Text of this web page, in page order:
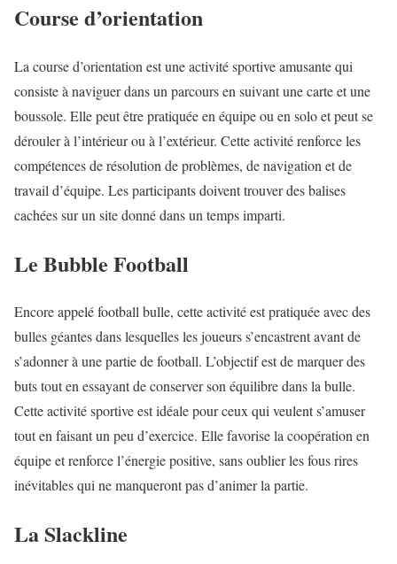
Course d’orientation
La course d’orientation est une activité sportive amusante qui
consiste à naviguer dans un parcours en suivant une carte et une
boussole. Elle peut être pratiquée en équipe ou en solo et peut se
dérouler à l’intérieur ou à l’extérieur. Cette activité renforce les
compétences de résolution de problèmes, de navigation et de
travail d’équipe. Les participants doivent trouver des balises
cachées sur un site donné dans un temps imparti.
Le Bubble Football
Encore appelé football bulle, cette activité est pratiquée avec des
bulles géantes dans lesquelles les joueurs s’encastrent avant de
s’adonner à une partie de football. L’objectif est de marquer des
buts tout en essayant de conserver son équilibre dans la bulle.
Cette activité sportive est idéale pour ceux qui veulent s’amuser
tout en faisant un peu d’exercice. Elle favorise la coopération en
équipe et renforce l’énergie positive, sans oublier les fous rires
inévitables qui ne manqueront pas d’animer la partie.
La Slackline